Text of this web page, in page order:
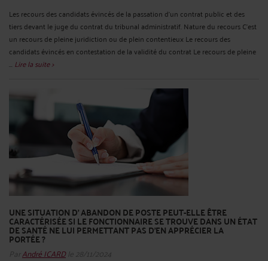
Les recours des candidats évincés de la passation d’un contrat public et des
tiers devant le juge du contrat du tribunal administratif. Nature du recours C’est
un recours de pleine juridiction ou de plein contentieux Le recours des
candidats évincés en contestation de la validité du contrat Le recours de pleine
... Lire la suite >
UNE SITUATION D' ABANDON DE POSTE PEUT-ELLE ÊTRE
CARACTÉRISÉE SI LE FONCTIONNAIRE SE TROUVE DANS UN ÉTAT
DE SANTÉ NE LUI PERMETTANT PAS D'EN APPRÉCIER LA
PORTÉE ?
ParAndré ICARDle 28/11/2024